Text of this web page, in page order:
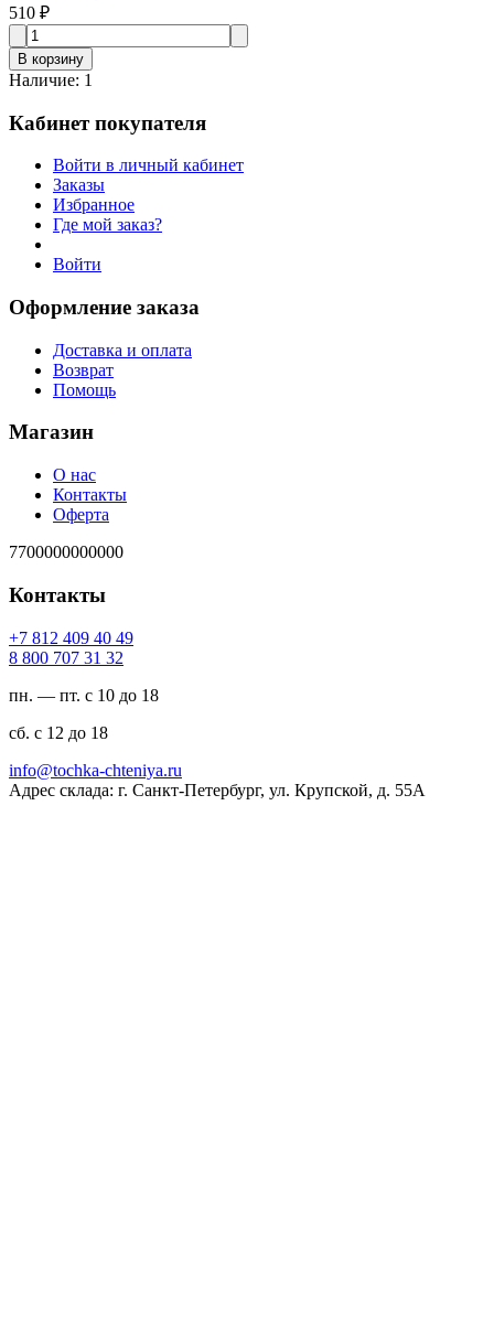
510 ₽
В корзину
Наличие: 1
Кабинет покупателя
Войти в личный кабинет
Заказы
Избранное
Где мой заказ?
Войти
Оформление заказа
Доставка и оплата
Возврат
Помощь
Магазин
О нас
Контакты
Оферта
7700000000000
Контакты
94 04 904 218 7+
23 13 707 008 8
пн. — пт. с 10 до 18
сб. с 12 до 18
ur.ayinethc-akhcot@ofni
Адрес склада: г. Санкт-Петербург, ул. Крупской, д. 55А